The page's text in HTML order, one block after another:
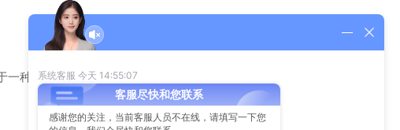
种物理方法来处理线路板废水。